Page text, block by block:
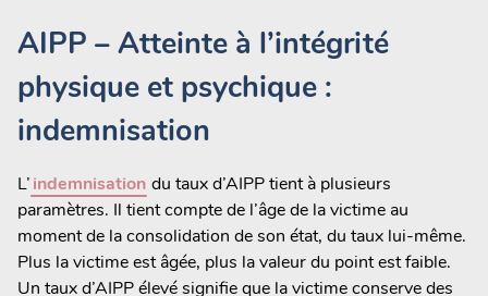
AIPP – Atteinte à l’intégrité
physique et psychique :
indemnisation
L’indemnisation du taux d’AIPP tient à plusieurs
paramètres. Il tient compte de l’âge de la victime au
moment de la consolidation de son état, du taux lui-même.
Plus la victime est âgée, plus la valeur du point est faible.
Un taux d’AIPP élevé signifie que la victime conserve des